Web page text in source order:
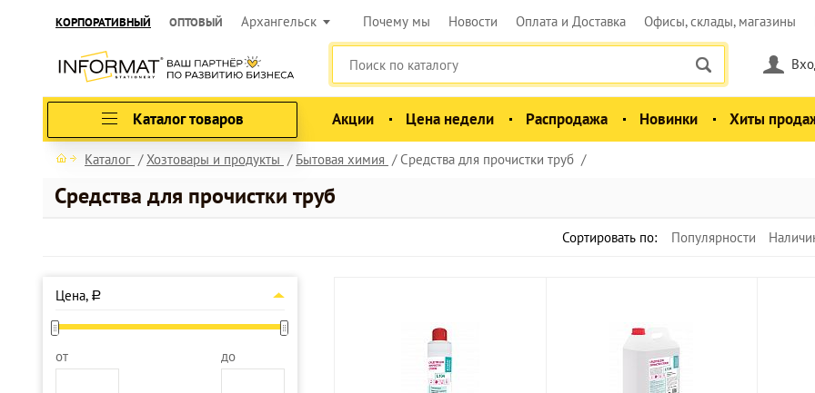
КОРПОРАТИВНЫЙ ОПТОВЫЙ Архангельск Почему мы Новости Оплата и Доставка Офисы, склады, магазины
Каталог товаров Акции Цена недели Распродажа Новинки Хиты
Каталог Хозтовары и продукты Бытовая химия Средства для прочистки труб
Средства для прочистки труб
Сортировать по: Популярности
Цена, a
от до